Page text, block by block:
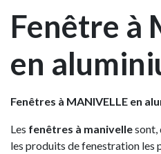
Fenêtre à
en
Fenêtres à MANIVELLE en
Les fenêtres à manivellesont,
les produits de fenestration les